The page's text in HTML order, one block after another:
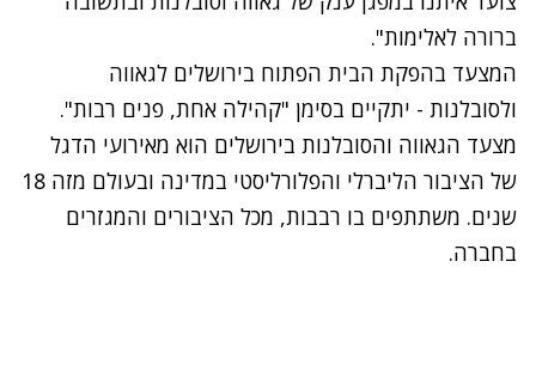
ברורה לאלימות".
המצעד בהפקת הבית הפתוח בירושלים לגאווה
ולסובלנות - יתקיים בסימן "קהילה אחת, פנים רבות".
מצעד הגאווה והסובלנות בירושלים הוא מאירועי הדגל
של הציבור הליברלי והפלורליסטי במדינה ובעולם מזה 18
שנים. משתתפים בו רבבות, מכל הציבורים והמגזרים
בחברה.